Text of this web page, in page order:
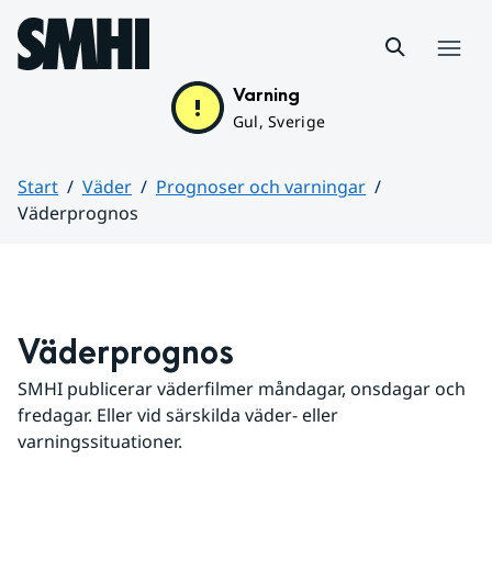
Hoppa till sidans innehåll
Varning
Gul, Sverige
Start Väder
Prognoser och varningar
Väderprognos
Väderprognos
SMHI publicerar väderfilmer måndagar, onsdagar och
fredagar. Eller vid särskilda väder- eller
varningssituationer.